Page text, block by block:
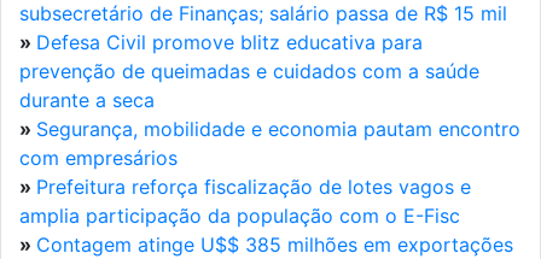
subsecretário de Finanças; salário passa de R$ 15 mil
» Defesa Civil promove blitz educativa para
prevenção de queimadas e cuidados com a saúde
durante a seca
» Segurança, mobilidade e economia pautam encontro
com empresários
» Prefeitura reforça fiscalização de lotes vagos e
amplia participação da população com o E-Fisc
» Contagem atinge U$$ 385 milhões em exportações